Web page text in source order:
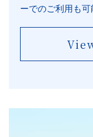
ーでのご利用も可